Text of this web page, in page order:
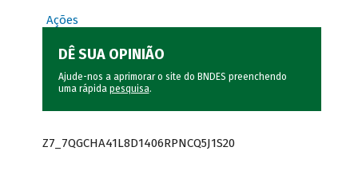
Ações
DÊ SUA OPINIÃO
Ajude-nos a aprimorar o site do BNDES preenchendo
uma rápida pesquisa.
Z7_7QGCHA41L8D1406RPNCQ5J1S20